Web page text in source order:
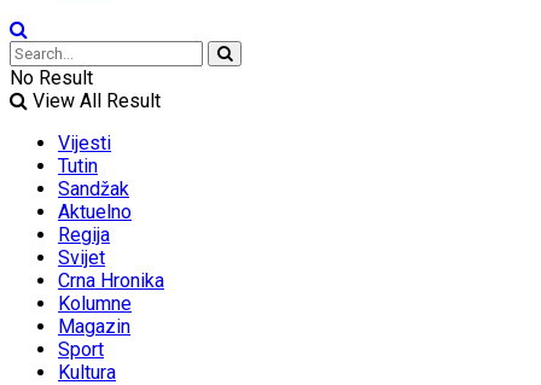
No Result
View All Result
Vijesti
Tutin
Sandžak
Aktuelno
Regija
Svijet
Crna Hronika
Kolumne
Magazin
Sport
Kultura